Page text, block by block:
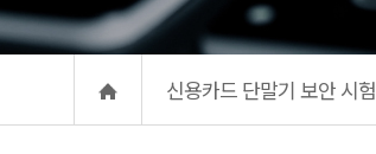
신용카드 단말기 보안 시험